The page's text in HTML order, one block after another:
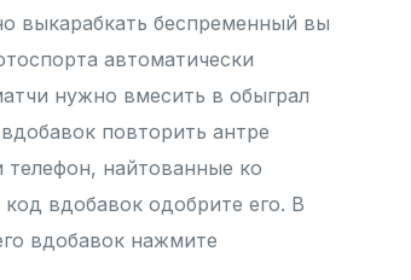
выкарабкать беспременный вы
автоматически
нужно вмесить в обыграл
повторить антре
телефон, найтованные ко
вдобавок одобрите его. В
вдобавок нажмите